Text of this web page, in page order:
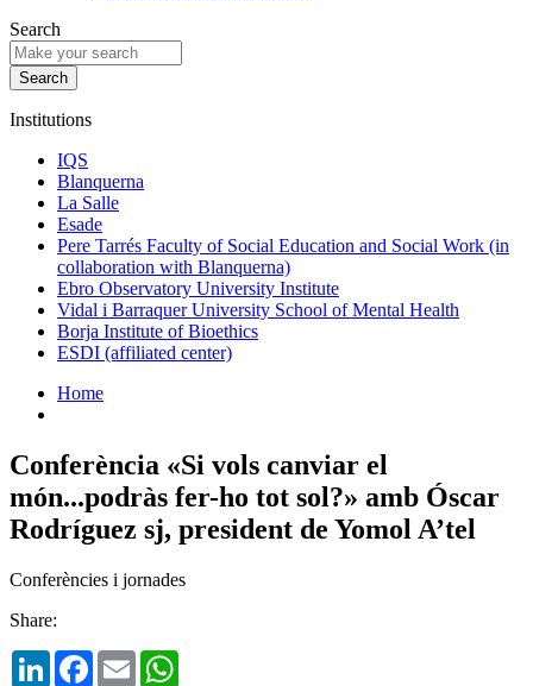
Search
Institutions
IQS
Blanquerna
La Salle
Esade
Pere Tarrés Faculty of Social Education and Social Work (in
collaboration with Blanquerna)
Ebro Observatory University Institute
Vidal i Barraquer University School of Mental Health
Borja Institute of Bioethics
ESDI (affiliated center)
Home
Conferència «Si vols canviar el
món...podràs fer-ho tot sol?» amb Óscar
Rodríguez sj, president de Yomol A’tel
Conferències i jornades
Share:
LinkedInFacebook
Email